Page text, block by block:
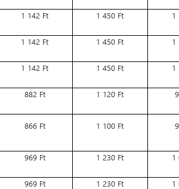
1 142 Ft 1 450 Ft 1
1 142 Ft 1 450 Ft 1
1 142 Ft 1 450 Ft 1
882 Ft 1 120 Ft
866 Ft 1 100 Ft
969 Ft 1 230 Ft 1
969 Ft 1 230 Ft 1